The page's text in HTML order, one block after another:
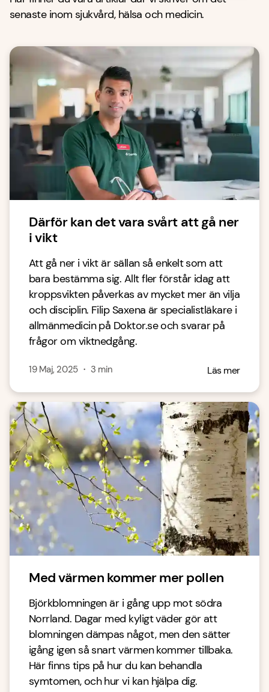
senaste inom sjukvård, hälsa och medicin.
Därför kan det vara svårt att gå ner
i vikt
Att gå ner i vikt är sällan så enkelt som att
bara bestämma sig. Allt fler förstår idag att
kroppsvikten påverkas av mycket mer än vilja
och disciplin. Filip Saxena är specialistläkare i
allmänmedicin på Doktor.se och svarar på
frågor om viktnedgång.
19 Maj, 2025・ 3 min Läs mer
Med värmen kommer mer pollen
Björkblomningen är i gång upp mot södra
Norrland. Dagar med kyligt väder gör att
blomningen dämpas något, men den sätter
igång igen så snart värmen kommer tillbaka.
Här finns tips på hur du kan behandla
symtomen, och hur vi kan hjälpa dig.